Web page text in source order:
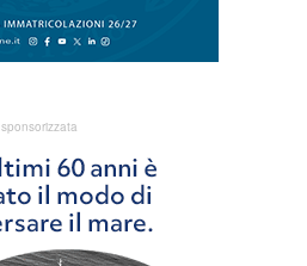
sponsorizzata